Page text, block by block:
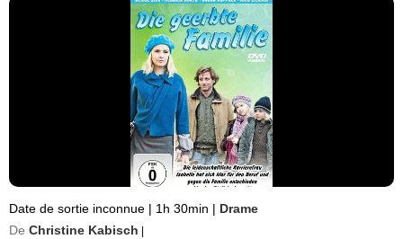
Date de sortie inconnue | 1h 30min | Drame
De Christine Kabisch